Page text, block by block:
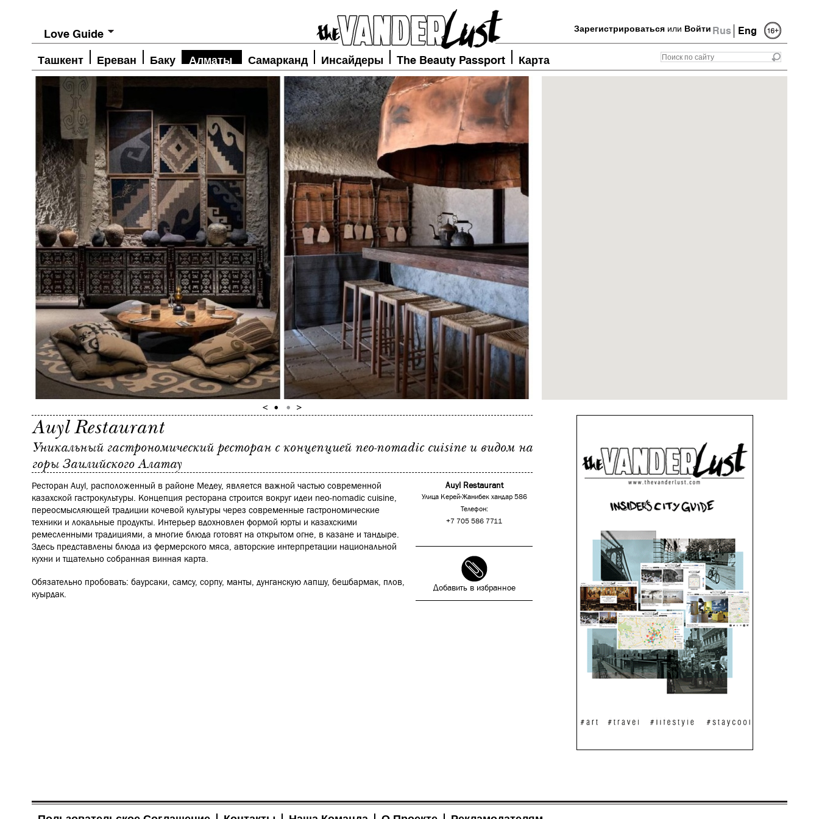
Rus Eng
Зарегистрироваться или Войти
Love Guide
Ташкент Ереван Баку Алматы Самарканд Инсайдеры The Beauty Passport Карта
Auyl Restaurant
Уникальный гастрономический ресторан с концепцией neo-nomadic cuisine и видом на
горы Заилийского Алатау
Auyl Restaurant
Улица Керей-Жанибек хандар 586
Телефон:
+7 705 586 7711
Добавить в избранное
Ресторан Auyl, расположенный в районе Медеу, является важной частью современной
казахской гастрокультуры. Концепция ресторана строится вокруг идеи neo-nomadic cuisine,
переосмысляющей традиции кочевой культуры через современные гастрономические
техники и локальные продукты. Интерьер вдохновлен формой юрты и казахскими
ремесленными традициями, а многие блюда готовят на открытом огне, в казане и тандыре.
Здесь представлены блюда из фермерского мяса, авторские интерпретации национальной
кухни и тщательно собранная винная карта.
Обязательно пробовать: баурсаки, самсу, сорпу, манты, дунганскую лапшу, бешбармак, плов,
куырдак.